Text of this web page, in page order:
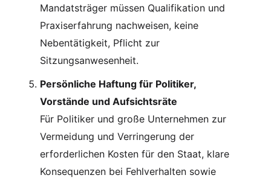
Mandatsträger müssen Qualifikation und
Praxiserfahrung nachweisen, keine
Nebentätigkeit, Pflicht zur
Sitzungsanwesenheit.
Persönliche Haftung für Politiker,
Vorstände und Aufsichtsräte
Für Politiker und große Unternehmen zur
Vermeidung und Verringerung der
erforderlichen Kosten für den Staat, klare
Konsequenzen bei Fehlverhalten sowie